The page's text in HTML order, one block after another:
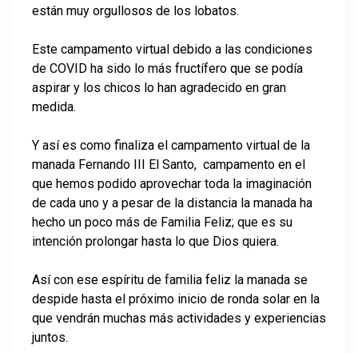
están muy orgullosos de los lobatos.
Este campamento virtual debido a las condiciones
de COVID ha sido lo más fructífero que se podía
aspirar y los chicos lo han agradecido en gran
medida.
Y así es como finaliza el campamento virtual de la
manada Fernando III El Santo, campamento en el
que hemos podido aprovechar toda la imaginación
de cada uno y a pesar de la distancia la manada ha
hecho un poco más de Familia Feliz; que es su
intención prolongar hasta lo que Dios quiera.
Así con ese espíritu de familia feliz la manada se
despide hasta el próximo inicio de ronda solar en la
que vendrán muchas más actividades y experiencias
juntos.